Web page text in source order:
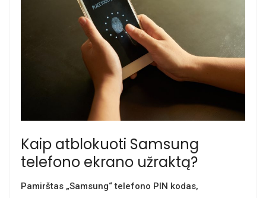
Kaip atblokuoti Samsung
telefono ekrano užraktą?
Pamirštas „Samsung“ telefono PIN kodas,